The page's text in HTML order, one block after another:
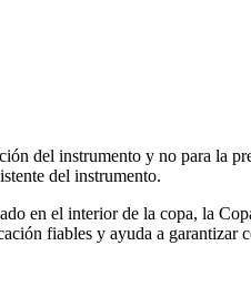
del instrumento y no para la
del instrumento.
en el interior de la copa, la
fiables y ayuda a